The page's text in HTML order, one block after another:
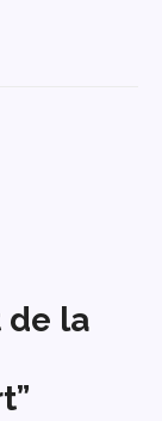
de la